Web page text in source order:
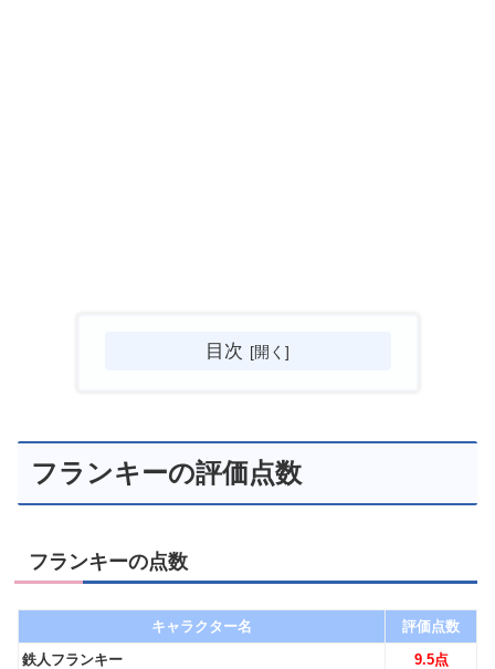
目次
フランキーの評価点数
フランキーの点数
キャラクター名
評価点数
鉄人フランキー
9.5点